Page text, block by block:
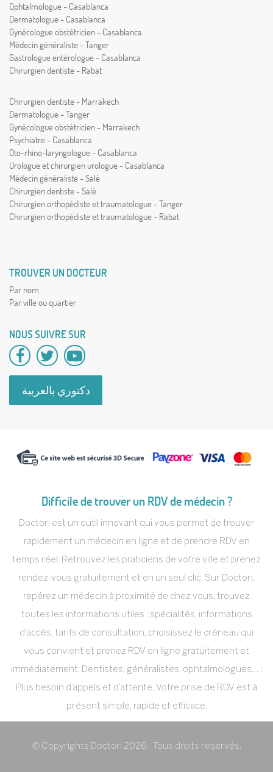
Ophtalmologue - Casablanca
Dermatologue - Casablanca
Gynécologue obstétricien - Casablanca
Médecin généraliste - Tanger
Gastrologue entérologue - Casablanca
Chirurgien dentiste - Rabat
Chirurgien dentiste - Marrakech
Dermatologue - Tanger
Gynécologue obstétricien - Marrakech
Psychiatre - Casablanca
Oto-rhino-laryngologue - Casablanca
Urologue et chirurgien urologue - Casablanca
Médecin généraliste - Salé
Chirurgien dentiste - Salé
Chirurgien orthopédiste et traumatologue - Tanger
Chirurgien orthopédiste et traumatologue - Rabat
TROUVER UN DOCTEUR
Par nom
Par ville ou quartier
NOUS SUIVRE SUR
دكتوري بالعربية
Difficile de trouver un RDV de médecin ?
Doctori est un outil innovant qui vous permet de trouver
rapidement un médecin en ligne et de prendre RDV en
temps réel. Retrouvez les praticiens de votre ville et prenez
rendez-vous gratuitement et en un seul clic. Sur Doctori,
repérez un médecin à proximité de chez vous, trouvez
toutes les informations utiles : spécialités, informations
d’accès, tarifs de consultation, choisissez le créneau qui
vous convient et prenez RDV en ligne gratuitement et
immédiatement. Dentistes, généralistes, ophtalmologues… :
Plus besoin d’appels et d’attente. Votre prise de RDV est à
présent simple, rapide et efficace.
© Copyrights Doctori 2026 - Tous droits réservés.